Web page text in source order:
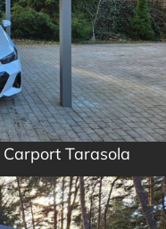
Carport Tarasola